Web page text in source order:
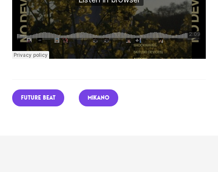
FUTURE BEAT MIKANO